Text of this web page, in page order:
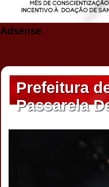
Adsense
Prefeitura
Passarela